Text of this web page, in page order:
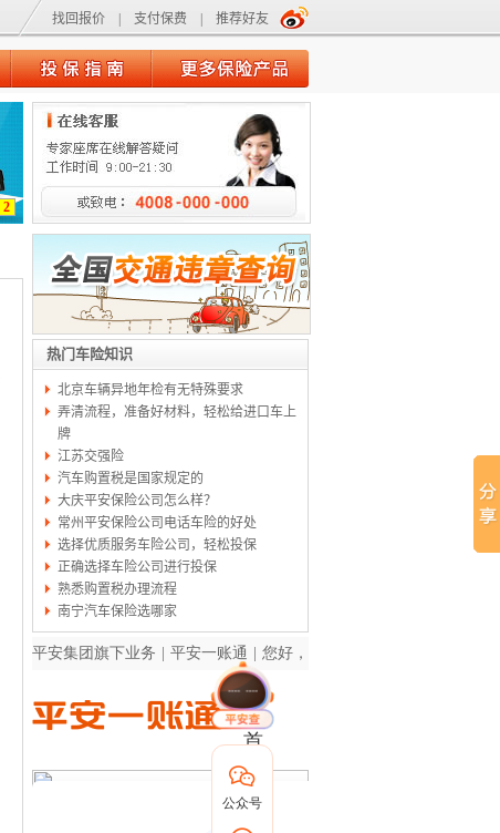
找回报价 支付保费 推荐好友
热门车险知识
北京车辆异地年检有无特殊要求
弄清流程，准备好材料，轻松给进口车上
牌
江苏交强险
汽车购置税是国家规定的
大庆平安保险公司怎么样？
常州平安保险公司电话车险的好处
选择优质服务车险公司，轻松投保
正确选择车险公司进行投保
熟悉购置税办理流程
南宁汽车保险选哪家
2